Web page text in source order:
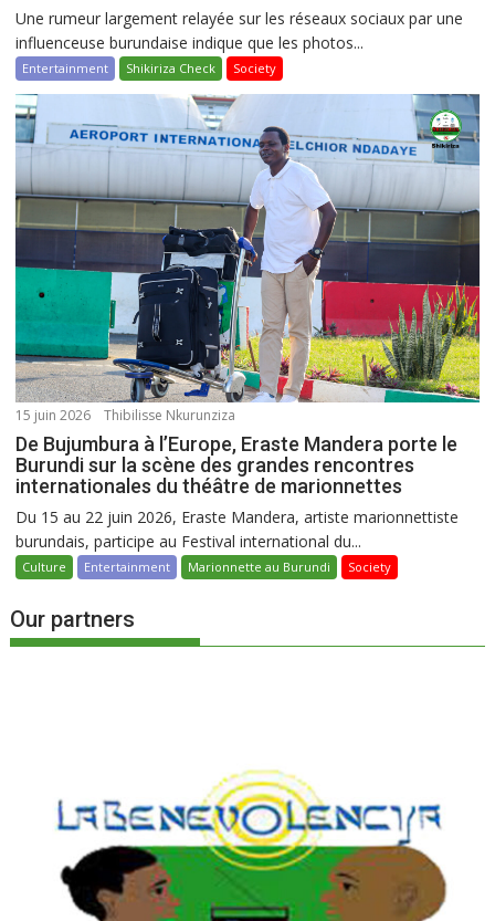
Une rumeur largement relayée sur les réseaux sociaux par une
influenceuse burundaise indique que les photos...
Entertainment Shikiriza Check Society
15 juin 2026 Thibilisse Nkurunziza
De Bujumbura à l’Europe, Eraste Mandera porte le
Burundi sur la scène des grandes rencontres
internationales du théâtre de marionnettes
Du 15 au 22 juin 2026, Eraste Mandera, artiste marionnettiste
burundais, participe au Festival international du...
Culture Entertainment Marionnette au Burundi Society
Our partners